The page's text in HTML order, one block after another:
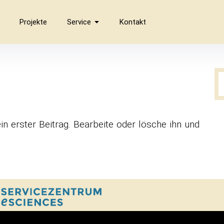
Projekte Service Kontakt
ers­ter Bei­trag. Bear­bei­te oder lösche ihn und